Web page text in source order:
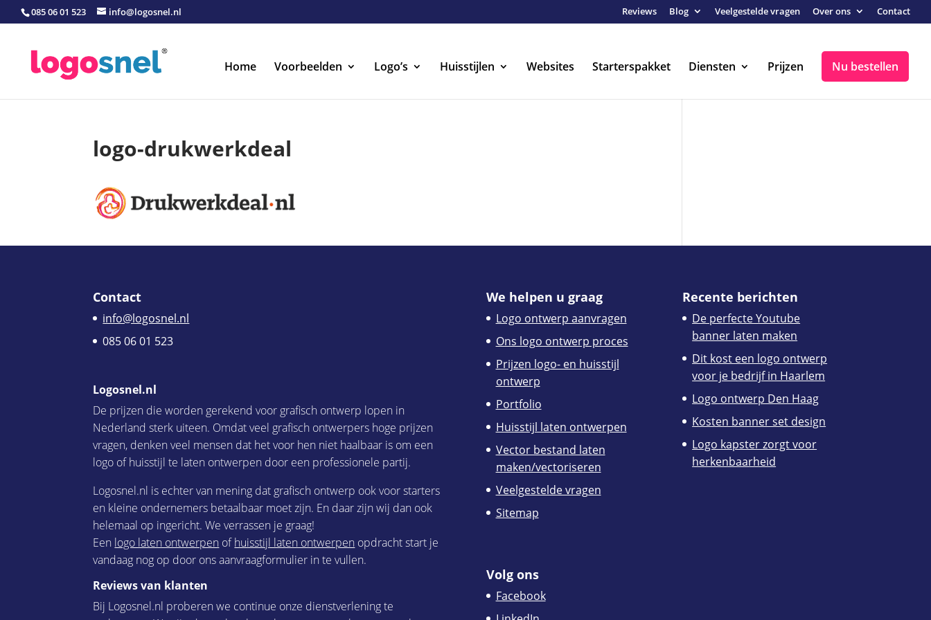
085 06 01 523 info@logosnel.nl Reviews Blog Veelgestelde vragen Over ons Contact
Home Voorbeelden Logo’s Huisstijlen Websites Starterspakket Diensten Prijzen Nu bestellen
logo-drukwerkdeal
Contact
info@logosnel.nl
085 06 01 523
Logosnel.nl
De prijzen die worden gerekend voor grafisch ontwerp lopen in
Nederland sterk uiteen. Omdat veel grafisch ontwerpers hoge prijzen
vragen, denken veel mensen dat het voor hen niet haalbaar is om een
logo of huisstijl te laten ontwerpen door een professionele partij.
Logosnel.nl is echter van mening dat grafisch ontwerp ook voor starters
en kleine ondernemers betaalbaar moet zijn. En daar zijn wij dan ook
helemaal op ingericht. We verrassen je graag!
Een logo laten ontwerpen ofhuisstijl laten ontwerpen opdracht start je
vandaag nog op door ons aanvraagformulier in te vullen.
Reviews van klanten
Bij Logosnel.nl proberen we continue onze dienstverlening te
We helpen u graag
Logo ontwerp aanvragen
Ons logo ontwerp proces
Prijzen logo- en huisstijl
ontwerp
Portfolio
Huisstijl laten ontwerpen
Vector bestand laten
maken/vectoriseren
Veelgestelde vragen
Sitemap
Volg ons
Facebook
Recente berichten
De perfecte Youtube
banner laten maken
Dit kost een logo ontwerp
voor je bedrijf in Haarlem
Logo ontwerp Den Haag
Kosten banner set design
Logo kapster zorgt voor
herkenbaarheid